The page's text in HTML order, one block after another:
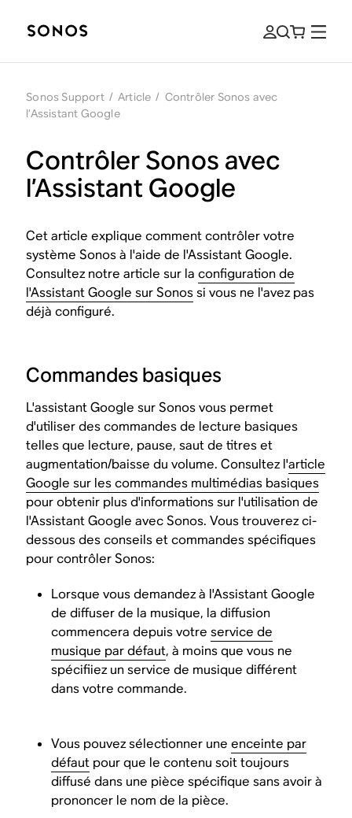
Sonos Support / Article / Contrôler Sonos avec
l’Assistant Google
Contrôler Sonos avec
l’Assistant Google
Cet article explique comment contrôler votre
système Sonos à l'aide de l'Assistant Google.
Consultez notre article sur laconfiguration de
l'Assistant Google sur Sonossi vous ne l'avez pas
déjà configuré.
Commandes basiques
L'assistant Google sur Sonos vous permet
d'utiliser des commandes de lecture basiques
telles que lecture, pause, saut de titres et
augmentation/baisse du volume. Consultez l'article
Google sur les commandes multimédias basiques
pour obtenir plus d'informations sur l'utilisation de
l'Assistant Google avec Sonos. Vous trouverez ci-
dessous des conseils et commandes spécifiques
pour contrôler Sonos:
Lorsque vous demandez à l'Assistant Google
de diffuser de la musique, la diffusion
commencera depuis votreservice de
musique par défaut, à moins que vous ne
spécifiiez un service de musique différent
dans votre commande.
Vous pouvez sélectionner uneenceinte par
défaut pour que le contenu soit toujours
diffusé dans une pièce spécifique sans avoir à
prononcer le nom de la pièce.